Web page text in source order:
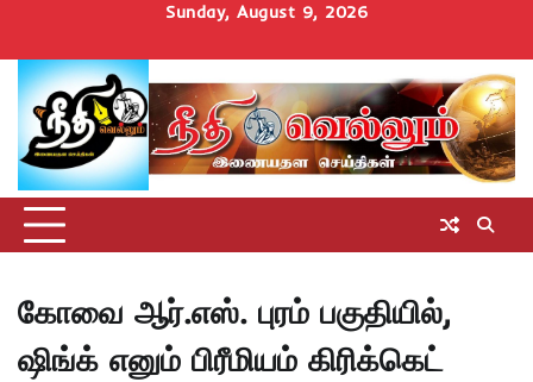
content
Sunday, August 9, 2026
Homeசெய்திகள்
தமிழ்நாடுமாவட்டச்செய்திகள்
அரசியல்ஆன்மிகம்
சட்டம்
அறிவோம்
சினிமாUncategorized
கோவை ஆர்.எஸ். புரம் பகுதியில்,
ஷிங்க் எனும் பிரீமியம் கிரிக்கெட்